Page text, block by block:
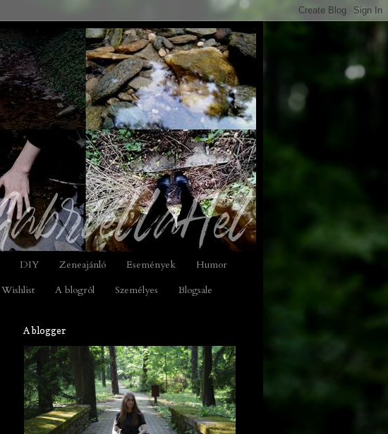
DIY Zeneajánló Események
Humor
Wishlist A blogról Személyes Blogsale
A blogger